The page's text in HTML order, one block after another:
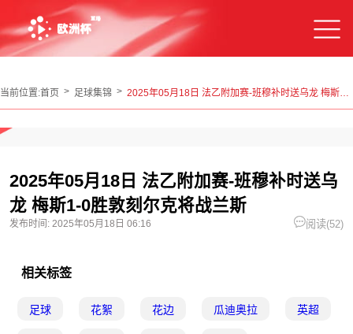
当前位置:首页 足球集锦
2025年05月18日 法乙附加赛-班穆补时送乌
龙 梅斯1-0胜敦刻尔克将战兰斯
发布时间: 2025年05月18日 06:16 阅读(52)
相关标签
足球 花絮 花边 瓜迪奥拉 英超